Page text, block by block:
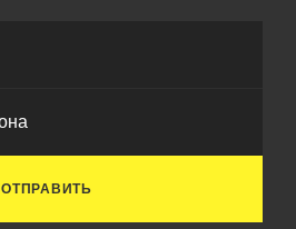
ОТПРАВИТЬ